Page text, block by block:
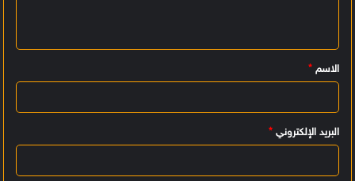
ي
ق
الاسم *
البريد الإلكتروني *